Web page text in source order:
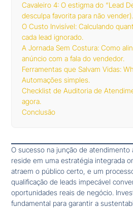
Cavaleiro 4: O estigma do “Lead
desculpa favorita para não vender).
O Custo Invisível: Calculando
cada lead ignorado.
A Jornada Sem Costura: Como
anúncio com a fala do vendedor.
Ferramentas que Salvam Vidas:
Automações simples.
Checklist de Auditoria de
agora.
Conclusão
O sucesso na junção de atendimento
reside em uma estratégia integrada
atraem o público certo, e um
qualificação de leads impecável
oportunidades reais de negócio.
fundamental para garantir a